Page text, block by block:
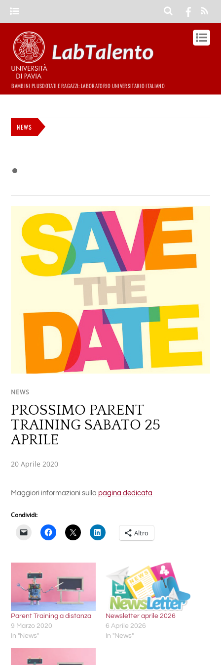
BAMBINI PLUSDOTATI E RAGAZZI: LABORATORIO UNIVERSITARIO ITALIANO
NEWS
NEWS
PROSSIMO PARENT
TRAINING SABATO 25
APRILE
20 Aprile 2020
Maggiori informazioni sulla pagina dedicata
Condividi:
Altro
Parent Training a distanza
9 Marzo 2020
In "News"
Newsletter aprile 2026
6 Aprile 2026
In "News"